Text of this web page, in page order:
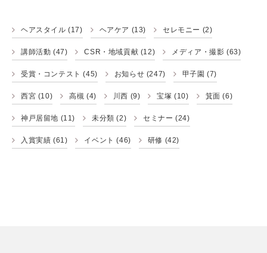
ヘアスタイル (17) ヘアケア (13) セレモニー (2)
講師活動 (47) CSR・地域貢献 (12) メディア・撮影 (63)
受賞・コンテスト (45) お知らせ (247) 甲子園 (7)
西宮 (10) 高槻 (4) 川西 (9) 宝塚 (10) 箕面 (6)
神戸居留地 (11) 未分類 (2) セミナー (24)
入賞実績 (61) イベント (46) 研修 (42)